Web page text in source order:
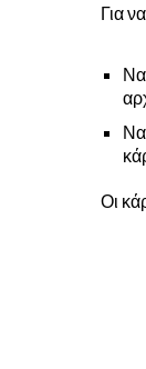
Για
Να
Να
Οι